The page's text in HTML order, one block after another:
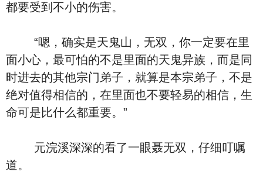
都要受到不小的伤害。
“嗯，确实是天鬼山，无双，你一定要在里
面小心，最可怕的不是里面的天鬼异族，而是同
时进去的其他宗门弟子，就算是本宗弟子，不是
绝对值得相信的，在里面也不要轻易的相信，生
命可是比什么都重要。”
元浣溪深深的看了一眼聂无双，仔细叮嘱
道。